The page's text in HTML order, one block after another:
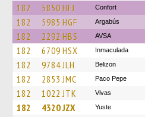
182 5850 HFJ Confort
182 5985 HGF Argabús
182 2292 HBS AVSA
182 6709 HSX Inmaculada
182 9784 JLH Belizon
182 2853 JMC Paco Pepe
182 1022 JTK Vivas
182 4320 JZX Yuste